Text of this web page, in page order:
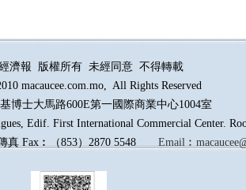
濟報 版權所有 未經同意 不得轉載
macaucee.com.mo, All Rights Reserved
博士大馬路600E第一國際商業中心1004室
Edif. First International Commercial Center.
Fax︰（853）2870 5548 Email︰